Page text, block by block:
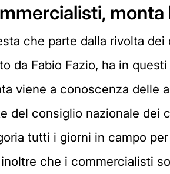
che parte dalla rivolta
da Fabio Fazio, ha in
viene a conoscenza delle
del consiglio nazionale dei
tutti i giorni in campo
che i commercialisti